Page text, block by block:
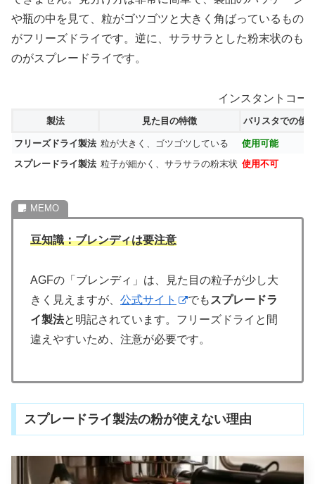
や瓶の中を見て、粒がゴツゴツと大きく角ばっているもの
がフリーズドライです。逆に、サラサラとした粉末状のも
のがスプレードライです。
インスタントコー
製法 見た目の特徴 バリスタでの使
フリーズドライ製法 粒が大きく、ゴツゴツしている
使用可能
スプレードライ製法 粒子が細かく、サラサラの粉末状 使用不可
豆知識：ブレンディは要注意
AGFの「ブレンディ」は、見た目の粒子が少し大
きく見えますが、 公式サイト でも スプレードラ
イ製法と明記されています。フリーズドライと間
違えやすいため、注意が必要です。
スプレードライ製法の粉が使えない理由